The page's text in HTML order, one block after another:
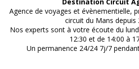
Destination Circuit
Agence de voyages et évènementielle,
circuit du Mans depuis
Nos experts sont à votre écoute du
12:30 et de 14:00 à
Un permanence 24/24 7j/7